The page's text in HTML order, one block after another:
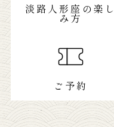
淡路人形座の楽し
み方
ご予約